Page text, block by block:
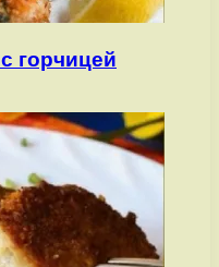
горчицей